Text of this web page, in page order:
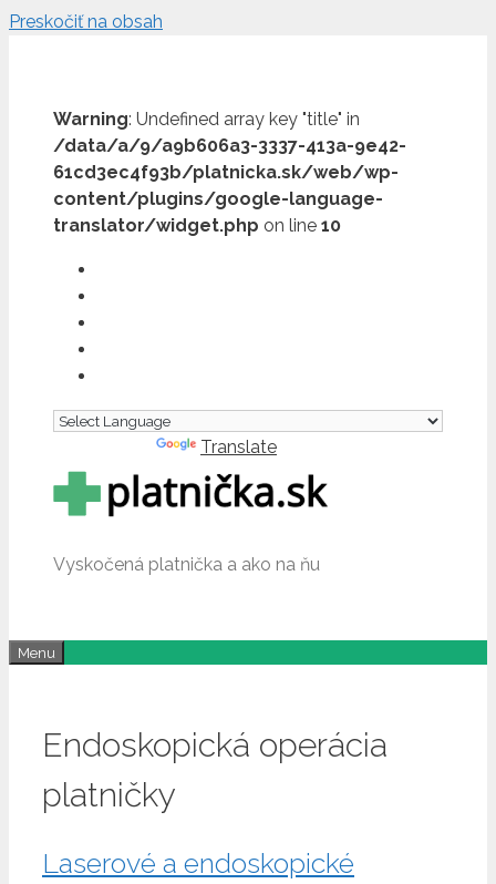
Preskočiť na obsah
Warning: Undefined array key "title" in
/data/a/9/a9b606a3-3337-413a-9e42-
61cd3ec4f93b/platnicka.sk/web/wp-
content/plugins/google-language-
translator/widget.php on line 10
Translate
Vyskočená platnička a ako na ňu
Menu
Endoskopická operácia
platničky
Laserové a endoskopické